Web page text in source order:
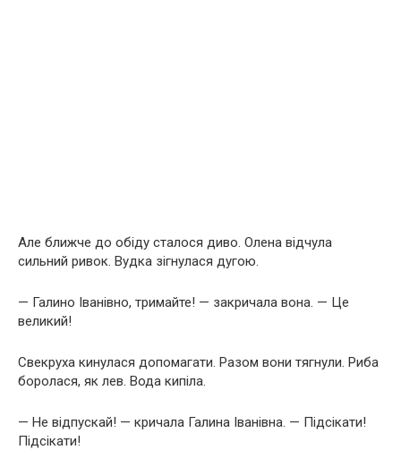
Але ближче до обіду сталося диво. Олена відчула
сильний ривок. Вудка зігнулася дугою.
— Галино Іванівно, тримайте! — закричала вона. — Це
великий!
Свекруха кинулася допомагати. Разом вони тягнули. Риба
боролася, як лев. Вода кипіла.
— Не відпускай! — кричала Галина Іванівна. — Підсікати!
Підсікати!